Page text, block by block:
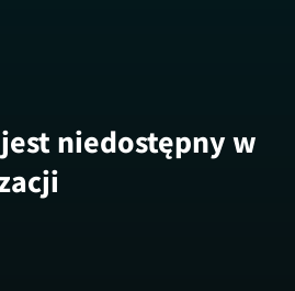
niedostępny w